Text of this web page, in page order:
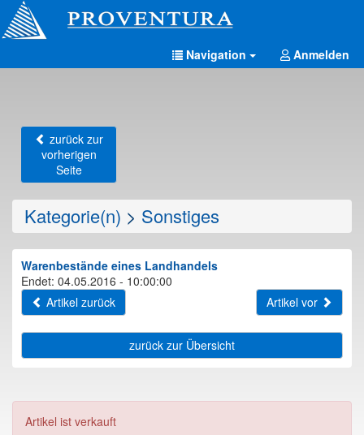
Navigation Anmelden
zurück zur
vorherigen
Seite
Kategorie(n) > Sonstiges
Warenbestände eines Landhandels
Endet: 04.05.2016 - 10:00:00
Artikel zurück
Artikel vor
zurück zur Übersicht
Artikel ist verkauft